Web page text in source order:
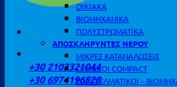
ΚΑΛΕΣΤΕ ΜΑΣ
+30 2102321044
+30 6974196828
ΟΙΚΙΑΚΑ
ΒΙΟΜΗΧΑΝΙΚΑ
ΠΟΛΥΣΤΡΩΜΑΤΙΚΑ
ΑΠΟΣΚΛΗΡΥΝΤΕΣ ΝΕΡΟΥ
ΜΙΚΡΕΣ ΚΑΤΑΝΑΛΩΣΕΙΣ
ΟΙΚΙΑΚΟΙ COMPACT
ΕΠΑΓΓΕΛΜΑΤΙΚΟΙ –